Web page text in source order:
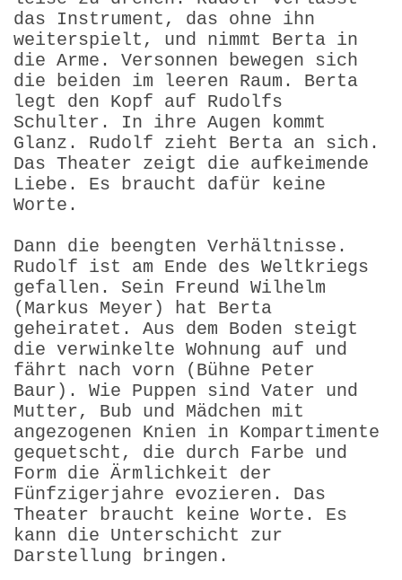
das Instrument, das ohne ihn
weiterspielt, und nimmt Berta in
die Arme. Versonnen bewegen sich
die beiden im leeren Raum. Berta
legt den Kopf auf Rudolfs
Schulter. In ihre Augen kommt
Glanz. Rudolf zieht Berta an sich.
Das Theater zeigt die aufkeimende
Liebe. Es braucht dafür keine
Worte.
Dann die beengten Verhältnisse.
Rudolf ist am Ende des Weltkriegs
gefallen. Sein Freund Wilhelm
(Markus Meyer) hat Berta
geheiratet. Aus dem Boden steigt
die verwinkelte Wohnung auf und
fährt nach vorn (Bühne Peter
Baur). Wie Puppen sind Vater und
Mutter, Bub und Mädchen mit
angezogenen Knien in Kompartimente
gequetscht, die durch Farbe und
Form die Ärmlichkeit der
Fünfzigerjahre evozieren. Das
Theater braucht keine Worte. Es
kann die Unterschicht zur
Darstellung bringen.